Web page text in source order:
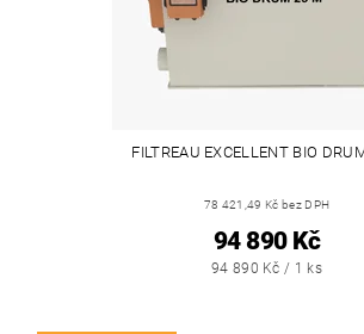
FILTREAU EXCELLENT BIO
78 421,49 Kč bez DPH
94 890 Kč
94 890 Kč / 1 ks